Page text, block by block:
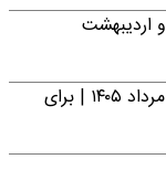
اردیبهشت
خبر فوری از آغاز قطع یارانه نقدی و کالابرگ از مرداد ۱۴۰۵ | برای